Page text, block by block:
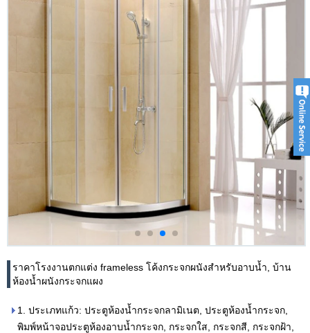
ราคาโรงงานตกแต่ง frameless โค้งกระจกผนังสำหรับอาบน้ำ, บ้าน
ห้องน้ำผนังกระจกแผง
1. ประเภทแก้ว: ประตูห้องน้ำกระจกลามิเนต, ประตูห้องน้ำกระจก,
พิมพ์หน้าจอประตูห้องอาบน้ำกระจก, กระจกใส, กระจกสี, กระจกฝ้า,